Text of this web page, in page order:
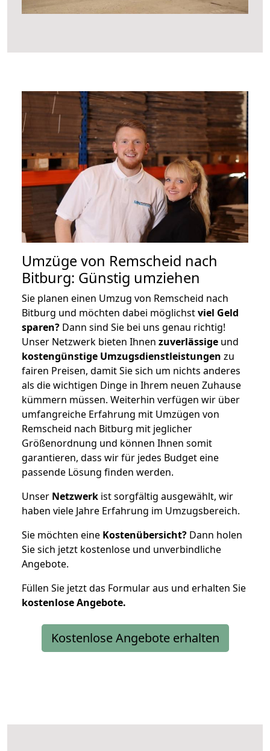
Umzüge von Remscheid nach
Bitburg: Günstig umziehen
Sie planen einen Umzug von Remscheid nach
Bitburg und möchten dabei möglichstviel Geld
sparen? Dann sind Sie bei uns genau richtig!
Unser Netzwerk bieten Ihnen zuverlässige und
kostengünstige Umzugsdienstleistungen zu
fairen Preisen, damit Sie sich um nichts anderes
als die wichtigen Dinge in Ihrem neuen Zuhause
kümmern müssen. Weiterhin verfügen wir über
umfangreiche Erfahrung mit Umzügen von
Remscheid nach Bitburg mit jeglicher
Größenordnung und können Ihnen somit
garantieren, dass wir für jedes Budget eine
passende Lösung finden werden.
Unser Netzwerk ist sorgfältig ausgewählt, wir
haben viele Jahre Erfahrung im Umzugsbereich.
Sie möchten eine Kostenübersicht? Dann holen
Sie sich jetzt kostenlose und unverbindliche
Angebote.
Füllen Sie jetzt das Formular aus und erhalten Sie
kostenloseAngebote.
Kostenlose Angebote erhalten